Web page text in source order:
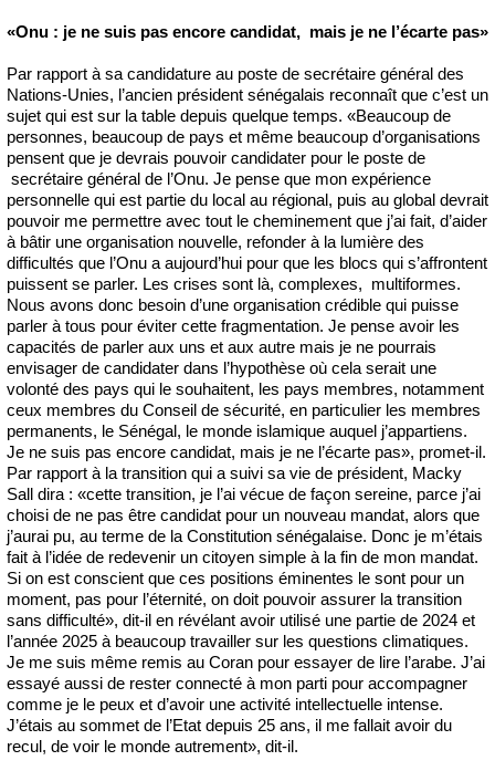
«Onu : je ne suis pas encore candidat, mais je ne l’écarte pas»
Par rapport à sa candidature au poste de secrétaire général des
Nations-Unies, l’ancien président sénégalais reconnaît que c’est un
sujet qui est sur la table depuis quelque temps. «Beaucoup de
personnes, beaucoup de pays et même beaucoup d’organisations
pensent que je devrais pouvoir candidater pour le poste de
secrétaire général de l’Onu. Je pense que mon expérience
personnelle qui est partie du local au régional, puis au global devrait
pouvoir me permettre avec tout le cheminement que j’ai fait, d’aider
à bâtir une organisation nouvelle, refonder à la lumière des
difficultés que l’Onu a aujourd’hui pour que les blocs qui s’affrontent
puissent se parler. Les crises sont là, complexes, multiformes.
Nous avons donc besoin d’une organisation crédible qui puisse
parler à tous pour éviter cette fragmentation. Je pense avoir les
capacités de parler aux uns et aux autre mais je ne pourrais
envisager de candidater dans l’hypothèse où cela serait une
volonté des pays qui le souhaitent, les pays membres, notamment
ceux membres du Conseil de sécurité, en particulier les membres
permanents, le Sénégal, le monde islamique auquel j’appartiens.
Je ne suis pas encore candidat, mais je ne l’écarte pas», promet-il.
Par rapport à la transition qui a suivi sa vie de président, Macky
Sall dira : «cette transition, je l’ai vécue de façon sereine, parce j’ai
choisi de ne pas être candidat pour un nouveau mandat, alors que
j’aurai pu, au terme de la Constitution sénégalaise. Donc je m’étais
fait à l’idée de redevenir un citoyen simple à la fin de mon mandat.
Si on est conscient que ces positions éminentes le sont pour un
moment, pas pour l’éternité, on doit pouvoir assurer la transition
sans difficulté», dit-il en révélant avoir utilisé une partie de 2024 et
l’année 2025 à beaucoup travailler sur les questions climatiques.
Je me suis même remis au Coran pour essayer de lire l’arabe. J’ai
essayé aussi de rester connecté à mon parti pour accompagner
comme je le peux et d’avoir une activité intellectuelle intense.
J’étais au sommet de l’Etat depuis 25 ans, il me fallait avoir du
recul, de voir le monde autrement», dit-il.